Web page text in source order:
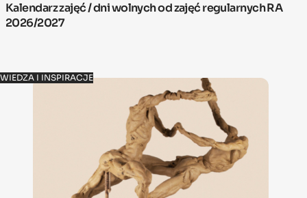
Kalendarz zajęć / dni wolnych od zajęć regularnych RA
2026/2027
WIEDZA I INSPIRACJE